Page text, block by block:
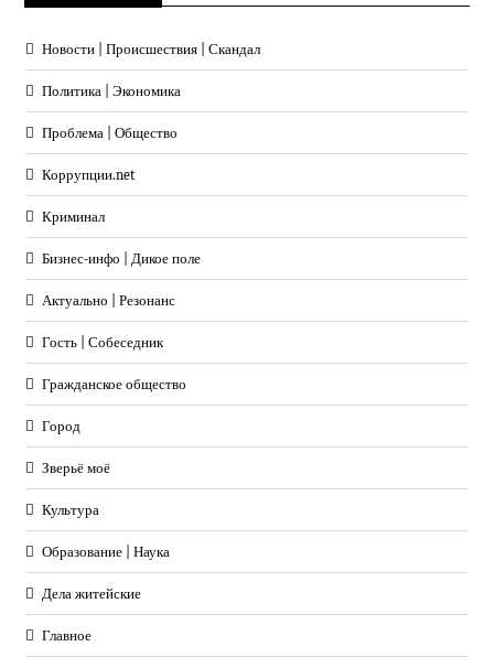
Новости | Происшествия | Скандал
Политика | Экономика
Проблема | Общество
Коррупции.net
Криминал
Бизнес-инфо | Дикое поле
Актуально | Резонанс
Гость | Собеседник
Гражданское общество
Город
Зверьё моё
Культура
Образование | Наука
Дела житейские
Главное